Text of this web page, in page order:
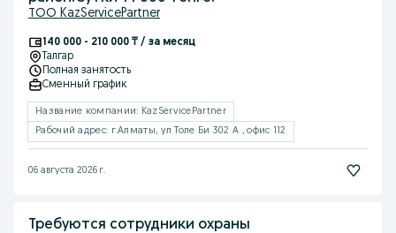
ТОО KazServicePartner
140 000 - 210 000 ₸ / за месяц
Талгар
Полная занятость
Сменный график
Название компании: KazServicePartner
Рабочий адрес: г.Алматы, ул Толе Би 302 А , офис 112
06 августа 2026 г.
Требуются сотрудники охраны